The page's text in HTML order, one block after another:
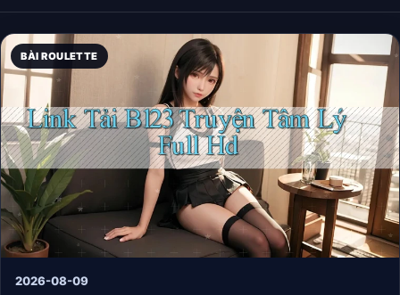
BÀI ROULETTE
2026-08-09